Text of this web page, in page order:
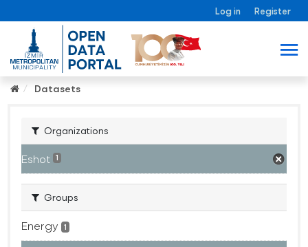
Log in Register
Datasets
Organizations
Eshot 1
Groups
Energy 1